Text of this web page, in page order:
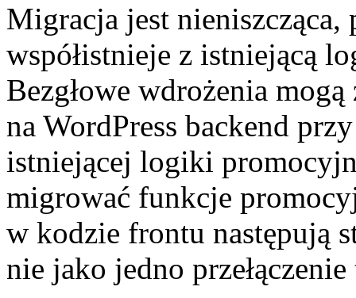
Migracja jest
współistnieje z istniejącą
Bezgłowe wdrożenia
na WordPress backend
istniejącej logiki
migrować funkcje
w kodzie frontu następują
nie jako jedno